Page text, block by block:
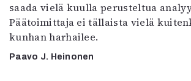
saada vielä kuulla perusteltua
Päätoimittaja ei tällaista vielä
kunhan harhailee.
Paavo J. Heinonen